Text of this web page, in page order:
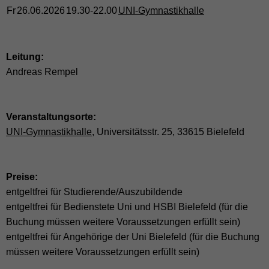
Fr26.06.2026 19.30-22.00UNI-Gymnastikhalle
Leitung:
Andreas Rempel
Veranstaltungsorte:
UNI-Gymnastikhalle, Universitätsstr. 25, 33615 Bielefeld
Preise:
entgeltfrei für Studierende/Auszubildende
entgeltfrei für Bedienstete Uni und HSBI Bielefeld (für die
Buchung müssen weitere Voraussetzungen erfüllt sein)
entgeltfrei für Angehörige der Uni Bielefeld (für die Buchung
müssen weitere Voraussetzungen erfüllt sein)